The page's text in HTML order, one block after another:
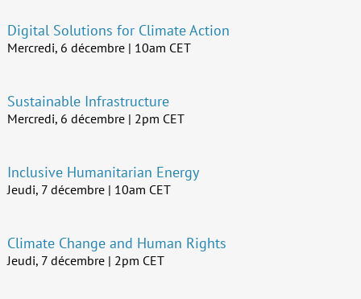
Digital Solutions for Climate Action
Mercredi, 6 décembre | 10am CET
Sustainable Infrastructure
Mercredi, 6 décembre | 2pm CET
Inclusive Humanitarian Energy
Jeudi, 7 décembre | 10am CET
Climate Change and Human Rights
Jeudi, 7 décembre | 2pm CET